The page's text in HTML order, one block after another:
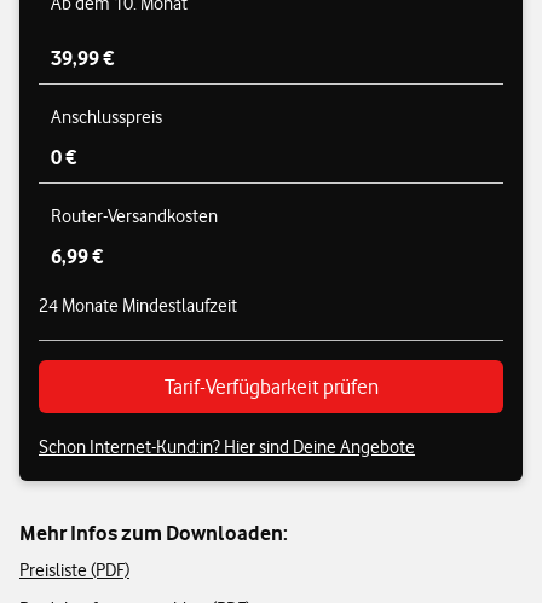
39,99 €
Anschlusspreis
0 €
Router-Versandkosten
6,99 €
24 Monate Mindestlaufzeit
Tarif-Verfügbarkeit prüfen
Schon Internet-Kund:in? Hier sind Deine Angebote
Mehr Infos zum Downloaden:
Preisliste (PDF)